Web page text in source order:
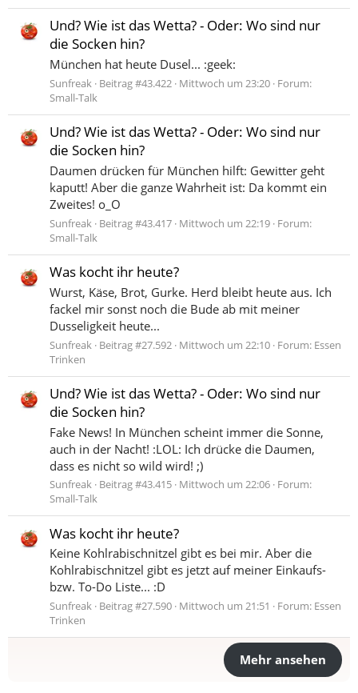
Und? Wie ist das Wetta? - Oder: Wo sind nur
die Socken hin?
München hat heute Dusel... :geek:
Sunfreak Beitrag #43.422 Mittwoch um 23:20 Forum:
Small-Talk
Und? Wie ist das Wetta? - Oder: Wo sind nur
die Socken hin?
Daumen drücken für München hilft: Gewitter geht
kaputt! Aber die ganze Wahrheit ist: Da kommt ein
Zweites! o_O
Sunfreak Beitrag #43.417 Mittwoch um 22:19 Forum:
Small-Talk
Was kocht ihr heute?
Wurst, Käse, Brot, Gurke. Herd bleibt heute aus. Ich
fackel mir sonst noch die Bude ab mit meiner
Dusseligkeit heute...
Sunfreak Beitrag #27.592 Mittwoch um 22:10 Forum: Essen
Trinken
Und? Wie ist das Wetta? - Oder: Wo sind nur
die Socken hin?
Fake News! In München scheint immer die Sonne,
auch in der Nacht! :LOL: Ich drücke die Daumen,
dass es nicht so wild wird! ;)
Sunfreak Beitrag #43.415 Mittwoch um 22:06 Forum:
Small-Talk
Was kocht ihr heute?
Keine Kohlrabischnitzel gibt es bei mir. Aber die
Kohlrabischnitzel gibt es jetzt auf meiner Einkaufs-
bzw. To-Do Liste... :D
Sunfreak Beitrag #27.590 Mittwoch um 21:51 Forum: Essen
Trinken
Mehr ansehen